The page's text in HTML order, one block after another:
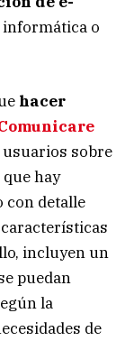
informática o
hacer
sobre
hay
con detalle
incluyen un
puedan
la
de